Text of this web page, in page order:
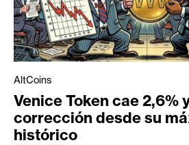
AltCoins
Venice Token cae 2,6%
corrección desde su
histórico